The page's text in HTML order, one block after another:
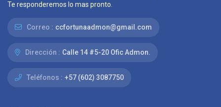
Te responderemos lo mas pronto.
Correo : ccfortunaadmon@gmail.com
Dirección : Calle 14 #5-20 Ofic Admon.
Teléfonos : +57 (602) 3087750